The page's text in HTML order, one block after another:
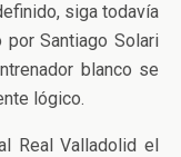
siga todavía
Santiago Solari
blanco se
lógico.
Real Valladolid el